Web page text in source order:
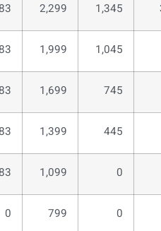
1,345
2,299
1,045
1,999
745
1,699
445
1,399
0
1,099
0
799
0